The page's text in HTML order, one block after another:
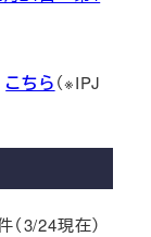
こちら（※IPJ
（3/24現在）